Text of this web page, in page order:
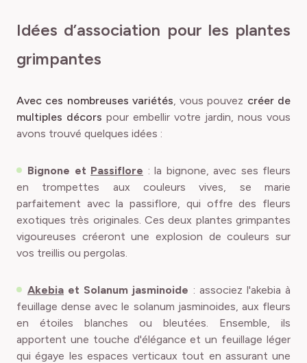
Idées d’association pour les plantes
grimpantes
Avec ces nombreuses variétés, vous pouvez créer de
multiples décors pour embellir votre jardin, nous vous
avons trouvé quelques idées :
Bignone et Passiflore : la bignone, avec ses fleurs
en trompettes aux couleurs vives, se marie
parfaitement avec la passiflore, qui offre des fleurs
exotiques très originales. Ces deux plantes grimpantes
vigoureuses créeront une explosion de couleurs sur
vos treillis ou pergolas.
Akebia et Solanum jasminoide : associez l'akebia à
feuillage dense avec le solanum jasminoides, aux fleurs
en étoiles blanches ou bleutées. Ensemble, ils
apportent une touche d'élégance et un feuillage léger
qui égaye les espaces verticaux tout en assurant une